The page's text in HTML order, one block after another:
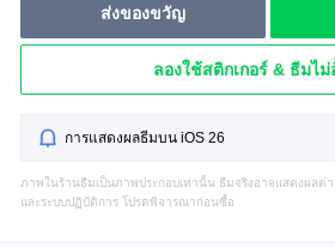
ส่งของขวัญ
ลองใช้สติกเกอร์ & ธีมไ
การแสดงผลธีมบน iOS 26
ภาพในร้านธีมเป็นภาพประกอบเท่านั้น ธีมจริงอาจแสดงผลต่
และระบบปฏิบัติการ โปรดพิจารณาก่อนซื้อ